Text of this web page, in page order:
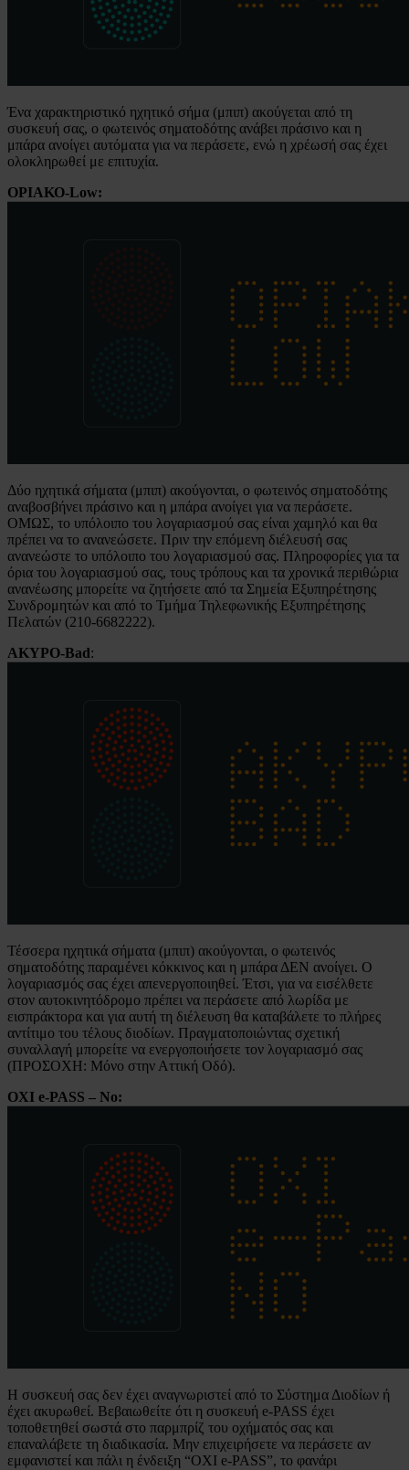
Ένα χαρακτηριστικό ηχητικό σήμα (μπιπ) ακούγεται από τη
συσκευή σας, ο φωτεινός σηματοδότης ανάβει πράσινο και η
μπάρα ανοίγει αυτόματα για να περάσετε, ενώ η χρέωσή σας έχει
ολοκληρωθεί με επιτυχία.
ΟΡΙΑΚΟ-Low:
Δύο ηχητικά σήματα (μπιπ) ακούγονται, ο φωτεινός σηματοδότης
αναβοσβήνει πράσινο και η μπάρα ανοίγει για να περάσετε.
ΟΜΩΣ, το υπόλοιπο του λογαριασμού σας είναι χαμηλό και θα
πρέπει να το ανανεώσετε. Πριν την επόμενη διέλευσή σας
ανανεώστε το υπόλοιπο του λογαριασμού σας. Πληροφορίες για τα
όρια του λογαριασμού σας, τους τρόπους και τα χρονικά περιθώρια
ανανέωσης μπορείτε να ζητήσετε από τα Σημεία Εξυπηρέτησης
Συνδρομητών και από το Τμήμα Τηλεφωνικής Εξυπηρέτησης
Πελατών (210-6682222).
ΑΚΥΡΟ-Bad:
Τέσσερα ηχητικά σήματα (μπιπ) ακούγονται, ο φωτεινός
σηματοδότης παραμένει κόκκινος και η μπάρα ΔΕΝ ανοίγει. Ο
λογαριασμός σας έχει απενεργοποιηθεί. Έτσι, για να εισέλθετε
στον αυτοκινητόδρομο πρέπει να περάσετε από λωρίδα με
εισπράκτορα και για αυτή τη διέλευση θα καταβάλετε το πλήρες
αντίτιμο του τέλους διοδίων. Πραγματοποιώντας σχετική
συναλλαγή μπορείτε να ενεργοποιήσετε τον λογαριασμό σας
(ΠΡΟΣΟΧΗ: Μόνο στην Αττική Οδό).
ΟΧΙ e-PASS – Νο:
Η συσκευή σας δεν έχει αναγνωριστεί από το Σύστημα Διοδίων ή
έχει ακυρωθεί. Βεβαιωθείτε ότι η συσκευή e-PASS έχει
τοποθετηθεί σωστά στο παρμπρίζ του οχήματός σας και
επαναλάβετε τη διαδικασία. Μην επιχειρήσετε να περάσετε αν
εμφανιστεί και πάλι η ένδειξη “ΟΧΙ e-PASS”, το φανάρι